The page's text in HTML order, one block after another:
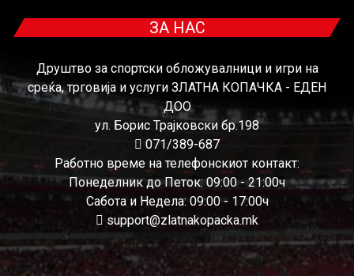
ЗА НАС
Друштво за спортски обложувалници и игри на
среќа, трговија и услуги ЗЛАТНА КОПАЧКА - ЕДЕН
ДОО
ул. Борис Трајковски бр.198
071/389-687
Работно време на телефонскиот контакт:
Понеделник до Петок: 09:00 - 21:00ч
Сабота и Недела: 09:00 - 17:00ч
support@zlatnakopacka.mk